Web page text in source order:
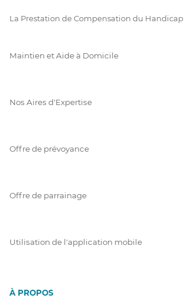
La Prestation de Compensation du Handicap
Maintien et Aide à Domicile
Nos Aires d'Expertise
Offre de prévoyance
Offre de parrainage
Utilisation de l'application mobile
À PROPOS